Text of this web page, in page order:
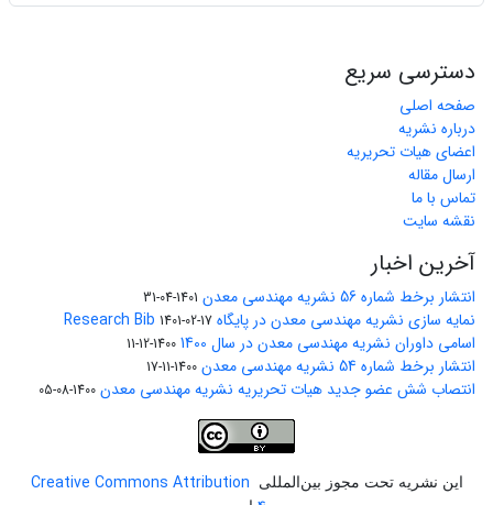
دسترسی سریع
صفحه اصلی
درباره نشریه
اعضای هیات تحریریه
ارسال مقاله
تماس با ما
نقشه سایت
آخرین اخبار
انتشار برخط شماره 56 نشریه مهندسی معدن 1401-04-31
نمایه سازی نشریه مهندسی معدن در پایگاه Research Bib 1401-02-17
اسامی داوران نشریه مهندسی معدن در سال 1400 1400-12-11
انتشار برخط شماره 54 نشریه مهندسی معدن 1400-11-17
انتصاب شش عضو جدید هیات تحریریه نشریه مهندسی معدن 1400-08-05
این نشریه تحت مجوز بین‌المللی
Creative Commons Attribution